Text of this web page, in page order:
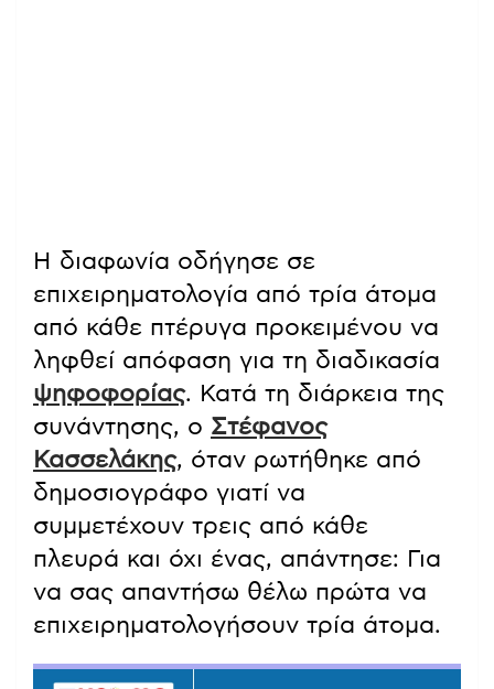
Η διαφωνία οδήγησε σε
επιχειρηματολογία από τρία άτομα
από κάθε πτέρυγα προκειμένου να
ληφθεί απόφαση για τη διαδικασία
ψηφοφορίας. Κατά τη διάρκεια της
συνάντησης, ο Στέφανος
Κασσελάκης, όταν ρωτήθηκε από
δημοσιογράφο γιατί να
συμμετέχουν τρεις από κάθε
πλευρά και όχι ένας, απάντησε: Για
να σας απαντήσω θέλω πρώτα να
επιχειρηματολογήσουν τρία άτομα.